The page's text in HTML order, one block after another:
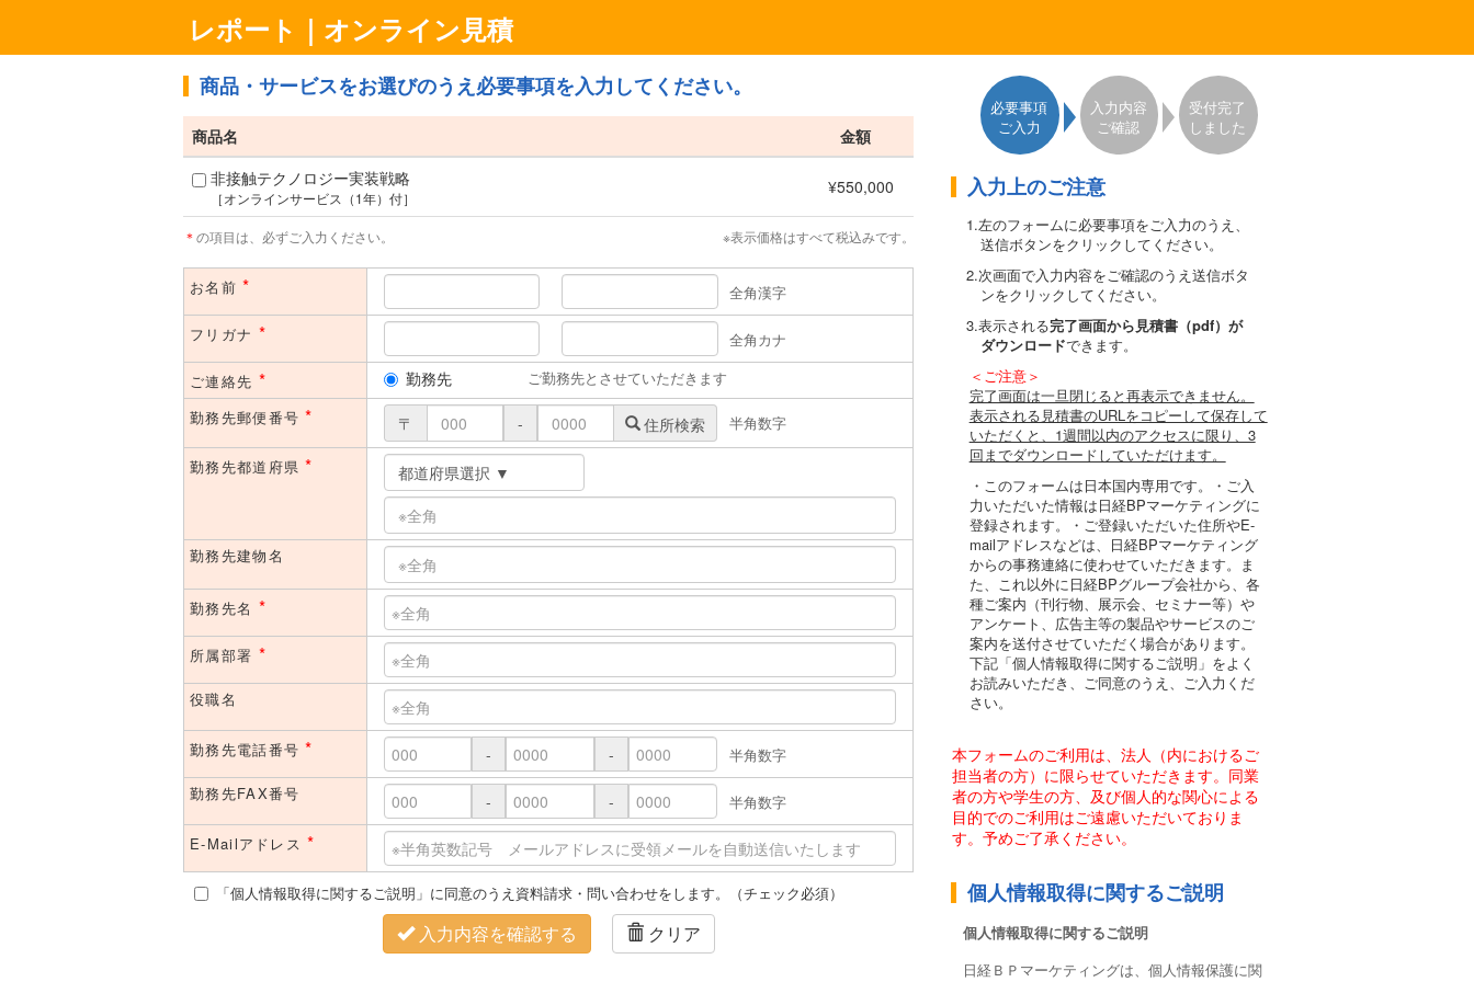
レポート｜オンライン見積
必要事項
ご入力
入力内容
ご確認
受付完了
しました
入力上のご注意
1.左のフォームに必要事項をご入力のうえ、
送信ボタンをクリックしてください。
2.次画面で入力内容をご確認のうえ送信ボタ
ンをクリックしてください。
3.表示される完了画面から見積書（pdf）が
ダウンロードできます。
＜ご注意＞
完了画面は一旦閉じると再表示できません。
表示される見積書のURLをコピーして保存して
いただくと、1週間以内のアクセスに限り、3
回までダウンロードしていただけます。
・このフォームは日本国内専用です。・ご入
力いただいた情報は日経BPマーケティングに
登録されます。・ご登録いただいた住所やE-
mailアドレスなどは、日経BPマーケティング
からの事務連絡に使わせていただきます。ま
た、これ以外に日経BPグループ会社から、各
種ご案内（刊行物、展示会、セミナー等）や
アンケート、広告主等の製品やサービスのご
案内を送付させていただく場合があります。
下記「個人情報取得に関するご説明」をよく
お読みいただき、ご同意のうえ、ご入力くだ
さい。
本フォームのご利用は、法人（内におけるご
担当者の方）に限らせていただきます。同業
者の方や学生の方、及び個人的な関心による
目的でのご利用はご遠慮いただいておりま
す。予めご了承ください。
個人情報取得に関するご説明
商品・サービスをお選びのうえ必要事項を入力してください。
商品名
金額
非接触テクノロジー実装戦略
［オンラインサービス（1年）付］
¥550,000
※表示価格はすべて税込みです。
＊の項目は、必ずご入力ください。
お名前* 全角漢字
フリガナ * 全角カナ
ご連絡先 * 勤務先
ご勤務先とさせていただきます
勤務先郵便番号* 〒 - 住所検索 半角数字
勤務先都道府県*
勤務先建物名
勤務先名 *
所属部署 *
役職名
勤務先電話番号* - -
半角数字
勤務先FAX番号
- - 半角数字
E-Mailアドレス*
「個人情報取得に関するご説明」に同意のうえ資料請求・問い合わせをします。（チェック必須）
入力内容を確認する クリア